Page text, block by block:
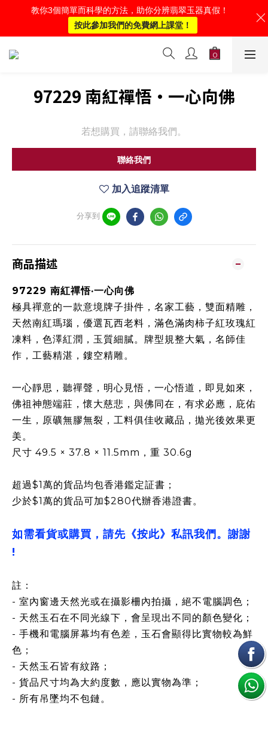
97229 南紅禪悟·一心向佛
若想購買，請聯絡我們。
聯絡我們
加入追蹤清單
分享到
商品描述
97229 南紅禪悟·一心向佛
極具禪意的一款意境牌子掛件，名家工藝，雙面精雕，
天然南紅瑪瑙，優選瓦西老料，滿色滿肉柿子紅玫瑰紅
凍料，色澤紅潤，玉質細膩。 牌型規整大氣，名師佳
作，工藝精湛，鏤空精雕。
一心靜思，聽禪聲，明心見悟，一心悟道，即見如來，
佛祖神態端莊，懷大慈悲，與佛同在，有求必應，庇佑
一生，原礦無膠無裂，工料俱佳收藏品，拋光後效果更
美。
尺寸 49.5 × 37.8 × 11.5mm，重 30.6g
超過$1萬的貨品均包香港鑑定証書；
少於$1萬的貨品可加$280代辦香港證書。
如需看貨或購買，請先《按此》私訊我們。謝謝
!
註：
- 室內窗邊天然光或在攝影柵內拍攝，絕不電腦調色；
- 天然玉石在不同光線下，會呈現出不同的顏色變化；
- 手機和電腦屏幕均有色差，玉石會顯得比實物較為鮮
色；
- 天然玉石皆有紋路；
- 貨品尺寸均為大約度數，應以實物為準；
- 所有吊墜均不包鏈。
教你3個簡單而科學的方法，助你分辨翡翠玉器真假！
按此參加我們的免費網上課堂！